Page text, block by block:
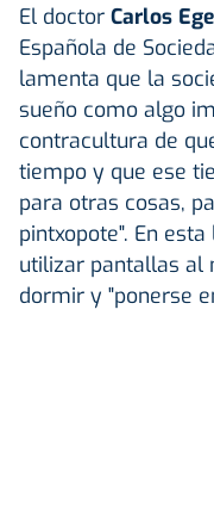
El doctor Carlos
Española de
lamenta que la
sueño como algo
contracultura de
tiempo y que ese
para otras cosas,
pintxopote". En
utilizar pantallas al
dormir y "ponerse